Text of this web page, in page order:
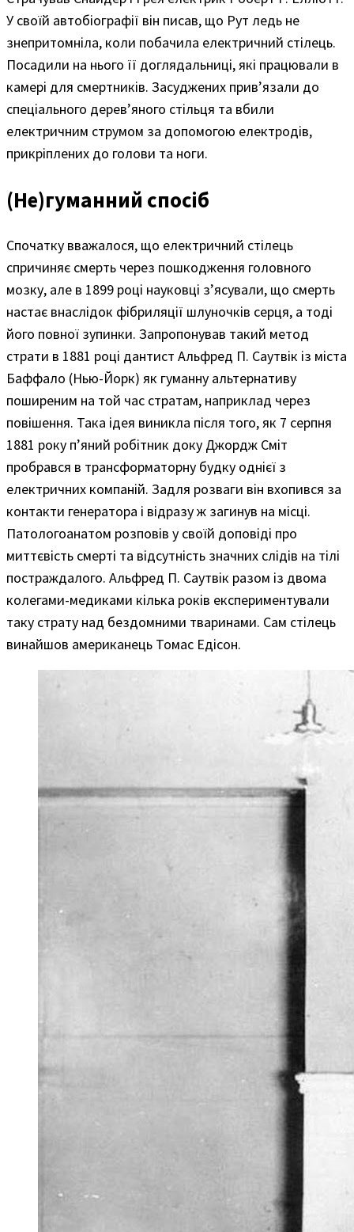
У своїй автобіографії він писав, що Рут ледь не
знепритомніла, коли побачила електричний стілець.
Посадили на нього її доглядальниці, які працювали в
камері для смертників. Засуджених прив’язали до
спеціального дерев’яного стільця та вбили
електричним струмом за допомогою електродів,
прикріплених до голови та ноги.
(Не)гуманний спосіб
Спочатку вважалося, що електричний стілець
спричиняє смерть через пошкодження головного
мозку, але в 1899 році науковці з’ясували, що смерть
настає внаслідок фібриляції шлуночків серця, а тоді
його повної зупинки. Запропонував такий метод
страти в 1881 році дантист Альфред П. Саутвік із міста
Баффало (Нью-Йорк) як гуманну альтернативу
поширеним на той час стратам, наприклад через
повішення. Така ідея виникла після того, як 7 серпня
1881 року п’яний робітник доку Джордж Сміт
пробрався в трансформаторну будку однієї з
електричних компаній. Задля розваги він вхопився за
контакти генератора і відразу ж загинув на місці.
Патологоанатом розповів у своїй доповіді про
миттєвість смерті та відсутність значних слідів на тілі
постраждалого. Альфред П. Саутвік разом із двома
колегами-медиками кілька років експериментували
таку страту над бездомними тваринами. Сам стілець
винайшов американець Томас Едісон.